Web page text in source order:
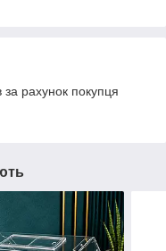
рахунок покупця